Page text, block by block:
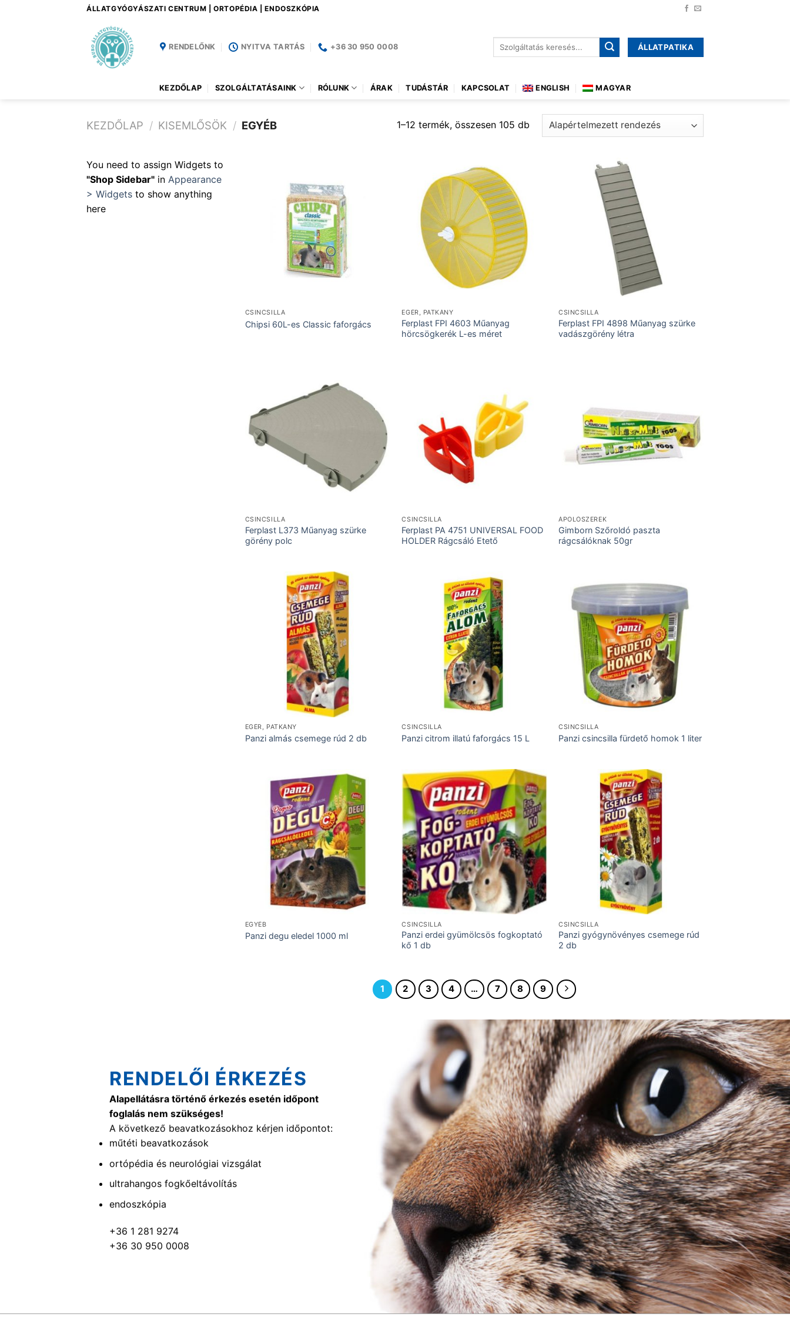
ÁLLATGYÓGYÁSZATI CENTRUM | ORTOPÉDIA | ENDOSZKÓPIA
RENDELŐNK NYITVA TARTÁS +36 30 950 0008
Keresés
ÁLLATPATIKA
KEZDŐLAP SZOLGÁLTATÁSAINK RÓLUNK ÁRAK TUDÁSTÁR KAPCSOLAT ENGLISH MAGYAR
KEZDŐLAP / KISEMLŐSÖK / EGYÉB 1–12 termék, összesen 105 db
You need to assign Widgets to
"Shop Sidebar" in Appearance
> Widgets to show anything
here
CSINCSILLA
Chipsi 60L-es Classic faforgács
EGÉR, PATKÁNY
Ferplast FPI 4603 Műanyag
hörcsögkerék L-es méret
CSINCSILLA
Ferplast FPI 4898 Műanyag szürke
vadászgörény létra
CSINCSILLA
Ferplast L373 Műanyag szürke
görény polc
CSINCSILLA
Ferplast PA 4751 UNIVERSAL FOOD
HOLDER Rágcsáló Etető
ÁPOLÓSZEREK
Gimborn Szőroldó paszta
rágcsálóknak 50gr
EGÉR, PATKÁNY
Panzi almás csemege rúd 2 db
CSINCSILLA
Panzi citrom illatú faforgács 15 L
CSINCSILLA
Panzi csincsilla fürdető homok 1 liter
EGYÉB
Panzi degu eledel 1000 ml
CSINCSILLA
Panzi erdei gyümölcsös fogkoptató
kő 1 db
CSINCSILLA
Panzi gyógynövényes csemege rúd
2 db
1 2 3 4 … 7 8 9
RENDELŐI ÉRKEZÉS
Alapellátásra történő érkezés esetén időpont
foglalás nem szükséges!
A következő beavatkozásokhoz kérjen időpontot:
műtéti beavatkozások
ortópédia és neurológiai vizsgálat
ultrahangos fogkőeltávolítás
endoszkópia
+36 1 281 9274
+36 30 950 0008